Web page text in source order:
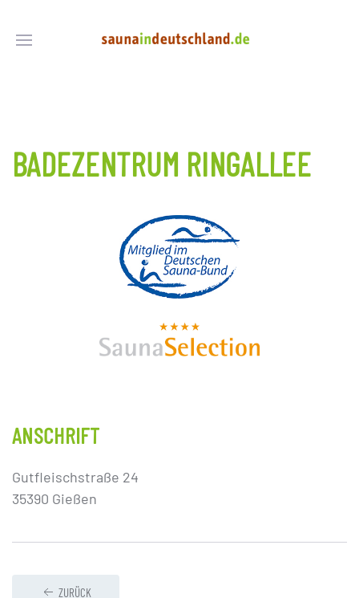
BADEZENTRUM RINGALLEE
ANSCHRIFT
Gutfleischstraße 24
35390 Gießen
ZURÜCK